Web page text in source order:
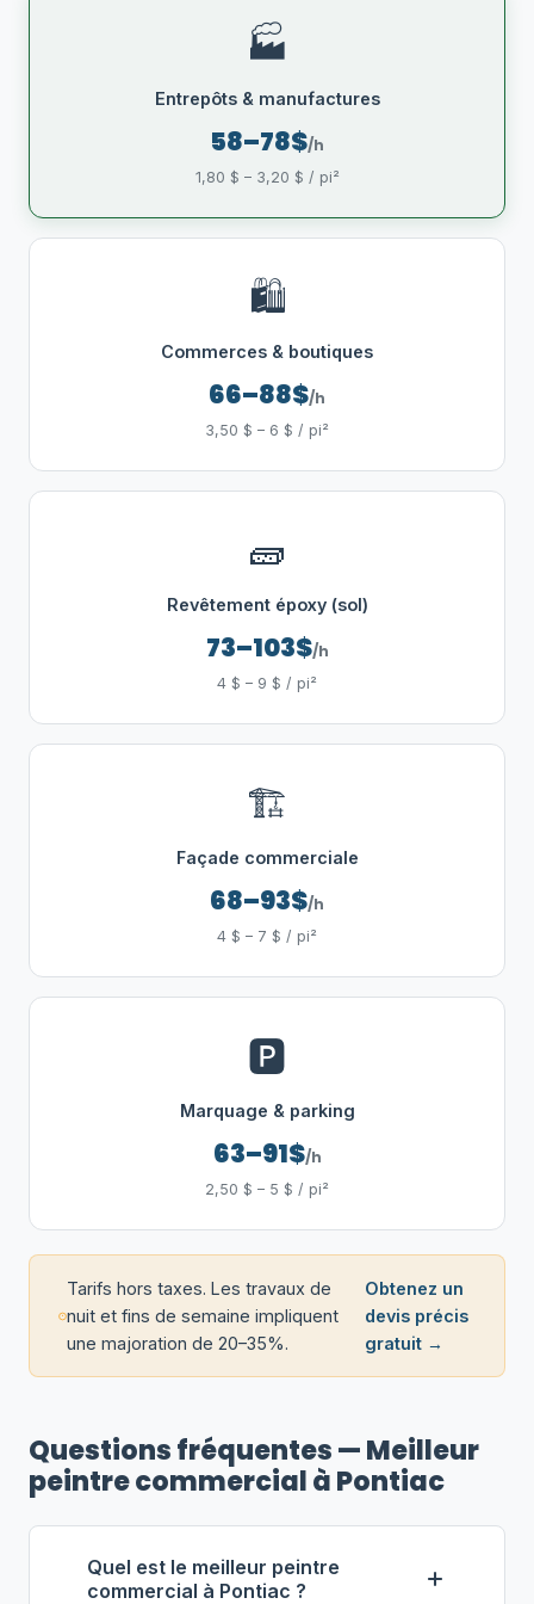
🏭
Entrepôts & manufactures
58–78$/h
1,80 $ – 3,20 $ / pi²
🛍️
Commerces & boutiques
66–88$/h
3,50 $ – 6 $ / pi²
🧱
Revêtement époxy (sol)
73–103$/h
4 $ – 9 $ / pi²
🏗️
Façade commerciale
68–93$/h
4 $ – 7 $ / pi²
🅿️
Marquage & parking
63–91$/h
2,50 $ – 5 $ / pi²
Tarifs hors taxes. Les travaux de
nuit et fins de semaine impliquent
une majoration de 20–35%.
Obtenez un
devis précis
gratuit →
Questions fréquentes — Meilleur
peintre commercial à Pontiac
Quel est le meilleur peintre
commercial à Pontiac ?